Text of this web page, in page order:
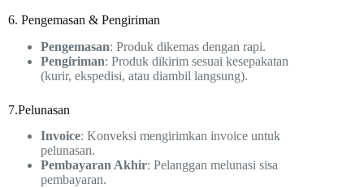
6. Pengemasan & Pengiriman
Pengemasan: Produk dikemas dengan rapi.
Pengiriman: Produk dikirim sesuai kesepakatan
(kurir, ekspedisi, atau diambil langsung).
7.Pelunasan
Invoice: Konveksi mengirimkan invoice untuk
pelunasan.
Pembayaran Akhir: Pelanggan melunasi sisa
pembayaran.